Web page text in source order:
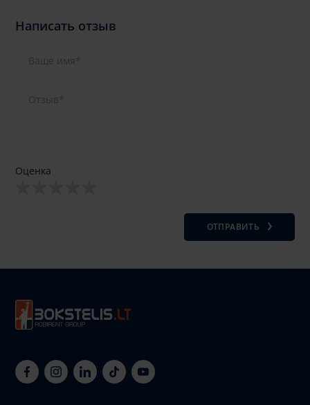
Написать отзыв
Оценка
ОТПРАВИТЬ